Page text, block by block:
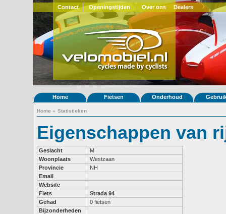
Contact Openingstijden Over ons Dealers
Home Fietsen Onderhoud
Home » Statistieken
Eigenschappen van
Geslacht
M
Woonplaats
Westzaan
Provincie
NH
Email
Website
Fiets
Strada 94
Gehad
0 fietsen
Bijzonderheden